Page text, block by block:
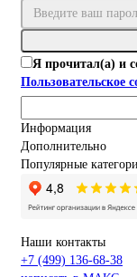
Я прочитал(а) и
Пользовательское
Информация
Дополнительно
Популярные
Наши контакты
+7 (499) 136-68-38